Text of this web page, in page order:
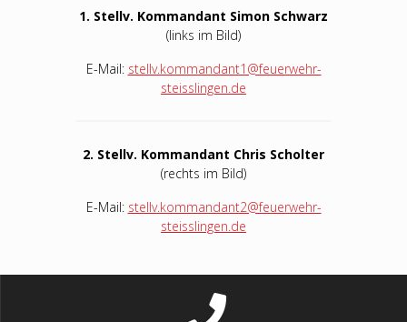
1. Stellv. Kommandant Simon Schwarz
(links im Bild)
E-Mail: stellv.kommandant1@feuerwehr-
steisslingen.de
2. Stellv. Kommandant Chris Scholter
(rechts im Bild)
E-Mail: stellv.kommandant2@feuerwehr-
steisslingen.de